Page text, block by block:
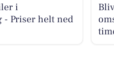
i
- Priser helt ned